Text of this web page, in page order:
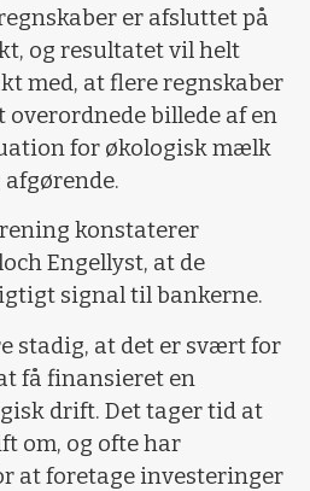
er afsluttet på
og resultatet vil helt
med, at flere regnskaber
overordnede billede af en
for økologisk mælk
konstaterer
Engellyst, at de
signal til bankerne.
stadig, at det er svært for
få finansieret en
drift. Det tager tid at
om, og ofte har
at foretage investeringer